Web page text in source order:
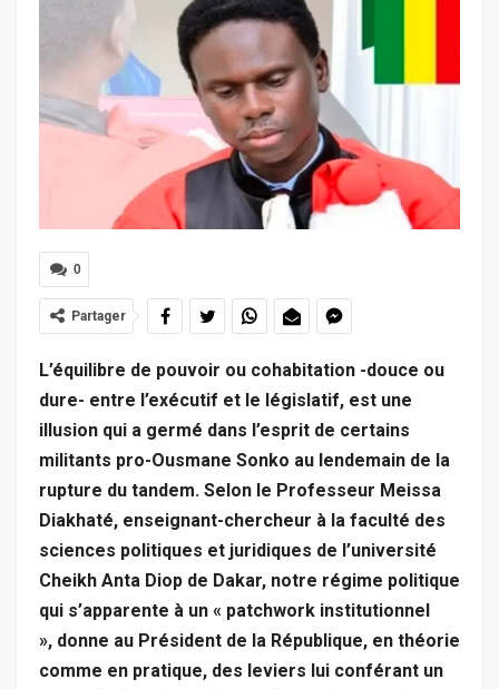
0
Partager
L’équilibre de pouvoir ou cohabitation -douce ou
dure- entre l’exécutif et le législatif, est une
illusion qui a germé dans l’esprit de certains
militants pro-Ousmane Sonko au lendemain de la
rupture du tandem. Selon le Professeur Meissa
Diakhaté, enseignant-chercheur à la faculté des
sciences politiques et juridiques de l’université
Cheikh Anta Diop de Dakar, notre régime politique
qui s’apparente à un « patchwork institutionnel
», donne au Président de la République, en théorie
comme en pratique, des leviers lui conférant un